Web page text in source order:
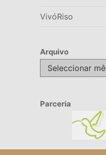
VivóRiso
Arquivo
Arquivo
Parceria